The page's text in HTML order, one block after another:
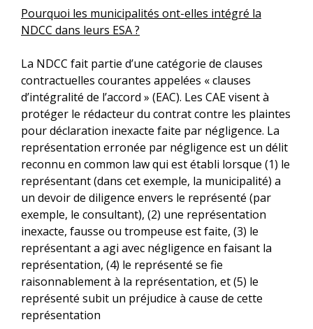
Pourquoi les municipalités ont-elles intégré la
NDCC dans leurs ESA ?
La NDCC fait partie d’une catégorie de clauses
contractuelles courantes appelées « clauses
d’intégralité de l’accord » (EAC). Les CAE visent à
protéger le rédacteur du contrat contre les plaintes
pour déclaration inexacte faite par négligence. La
représentation erronée par négligence est un délit
reconnu en common law qui est établi lorsque (1) le
représentant (dans cet exemple, la municipalité) a
un devoir de diligence envers le représenté (par
exemple, le consultant), (2) une représentation
inexacte, fausse ou trompeuse est faite, (3) le
représentant a agi avec négligence en faisant la
représentation, (4) le représenté se fie
raisonnablement à la représentation, et (5) le
représenté subit un préjudice à cause de cette
représentation